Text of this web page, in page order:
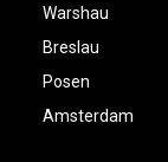
Warshau
Breslau
Posen
Amsterdam